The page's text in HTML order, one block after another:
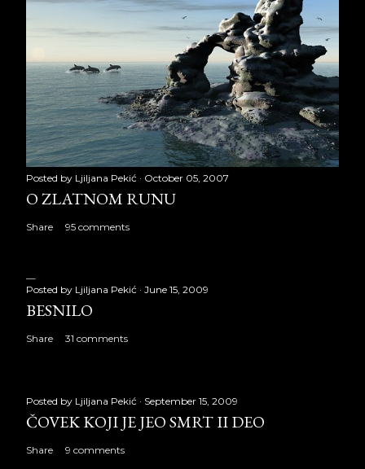
Posted by Ljiljana Pekić October 05, 2007
O ZLATNOM RUNU
Share 95 comments
Posted by Ljiljana Pekić June 15, 2009
BESNILO
Share 31 comments
Posted by Ljiljana Pekić September 15, 2009
ČOVEK KOJI JE JEO SMRT II DEO
Share 9 comments